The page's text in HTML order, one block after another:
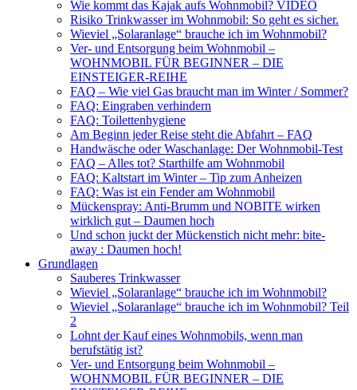
Wie kommt das Kajak aufs Wohnmobil? VIDEO
Risiko Trinkwasser im Wohnmobil: So geht es sicher.
Wieviel „Solaranlage“ brauche ich im Wohnmobil?
Ver- und Entsorgung beim Wohnmobil –
WOHNMOBIL FÜR BEGINNER – DIE
EINSTEIGER-REIHE
FAQ – Wie viel Gas braucht man im Winter / Sommer?
FAQ: Eingraben verhindern
FAQ: Toilettenhygiene
Am Beginn jeder Reise steht die Abfahrt – FAQ
Handwäsche oder Waschanlage: Der Wohnmobil-Test
FAQ – Alles tot? Starthilfe am Wohnmobil
FAQ: Kaltstart im Winter – Tip zum Anheizen
FAQ: Was ist ein Fender am Wohnmobil
Mückenspray: Anti-Brumm und NOBITE wirken
wirklich gut – Daumen hoch
Und schon juckt der Mückenstich nicht mehr: bite-
away : Daumen hoch!
Grundlagen
Sauberes Trinkwasser
Wieviel „Solaranlage“ brauche ich im Wohnmobil?
Wieviel „Solaranlage“ brauche ich im Wohnmobil? Teil
2
Lohnt der Kauf eines Wohnmobils, wenn man
berufstätig ist?
Ver- und Entsorgung beim Wohnmobil –
WOHNMOBIL FÜR BEGINNER – DIE